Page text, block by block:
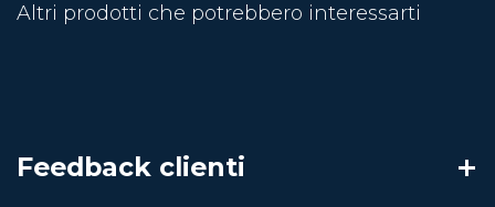
Altri prodotti che potrebbero interessarti
Feedback clienti